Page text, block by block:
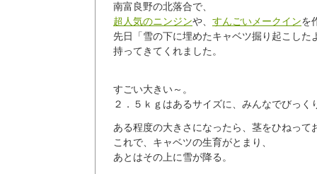
南富良野の北落合で、
超人気のニンジンや、 すんごいメークインを
先日「雪の下に埋めたキャベツ掘り起こした
持ってきてくれました。
すごい大きい～。
２．５ｋｇはあるサイズに、みんなでびっく
ある程度の大きさになったら、茎をひねって
これで、キャベツの生育がとまり、
あとはその上に雪が降る。